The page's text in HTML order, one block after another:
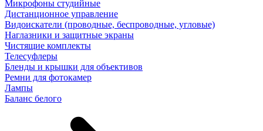
Микрофоны студийные
Дистанционное управление
Видоискатели (проводные, беспроводные, угловые)
Наглазники и защитные экраны
Чистящие комплекты
Телесуфлеры
Бленды и крышки для объективов
Ремни для фотокамер
Лампы
Баланс белого